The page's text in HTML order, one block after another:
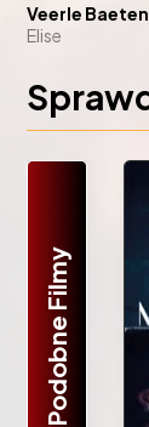
Veerle
Elise
Podobne Filmy